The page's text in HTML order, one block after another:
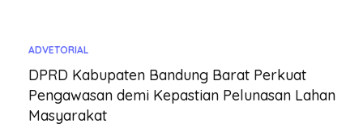
ADVETORIAL
DPRD Kabupaten Bandung Barat Perkuat
Pengawasan demi Kepastian Pelunasan Lahan
Masyarakat